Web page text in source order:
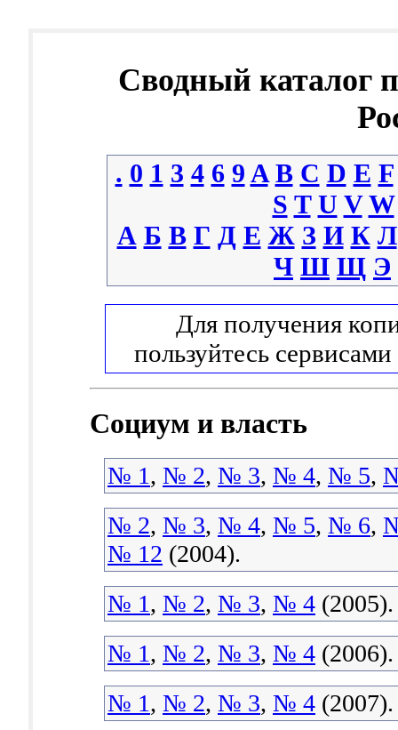
Сводный каталог
. 0 1 3 4 6 9 A B C D E F
S T U V W
А Б В Г Д Е Ж З И К Л
Ч Ш Щ Э
Для получения
пользуйтесь сервисами
Социум и власть
№ 1, № 2, № 3, № 4, № 5,
№ 2, № 3, № 4, № 5, № 6,
№ 12 (2004).
№ 1, № 2, № 3, № 4 (2005).
№ 1, № 2, № 3, № 4 (2006).
№ 1, № 2, № 3, № 4 (2007).